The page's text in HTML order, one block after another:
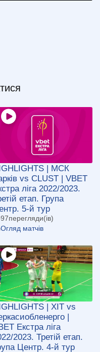
| МСК
vs CLUST | VBET
ліга 2022/2023.
етап. Група
5-й тур
97перегляди(ів)
Огляд матчів
| ХІТ vs
|
Екстра ліга
2023. Третій етап.
Центр. 4-й тур